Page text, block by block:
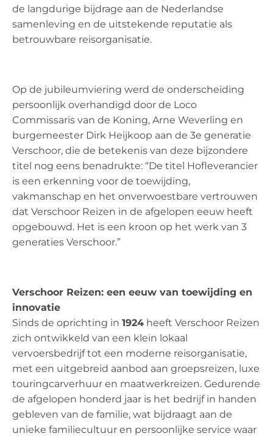
de langdurige bijdrage aan de Nederlandse
samenleving en de uitstekende reputatie als
betrouwbare reisorganisatie.
Op de jubileumviering werd de onderscheiding
persoonlijk overhandigd door de Loco
Commissaris van de Koning, Arne Weverling en
burgemeester Dirk Heijkoop aan de 3e generatie
Verschoor, die de betekenis van deze bijzondere
titel nog eens benadrukte: “De titel Hofleverancier
is een erkenning voor de toewijding,
vakmanschap en het onverwoestbare vertrouwen
dat Verschoor Reizen in de afgelopen eeuw heeft
opgebouwd. Het is een kroon op het werk van 3
generaties Verschoor.”
Verschoor Reizen: een eeuw van toewijding en
innovatie
Sinds de oprichting in1924 heeft Verschoor Reizen
zich ontwikkeld van een klein lokaal
vervoersbedrijf tot een moderne reisorganisatie,
met een uitgebreid aanbod aan groepsreizen, luxe
touringcarverhuur en maatwerkreizen. Gedurende
de afgelopen honderd jaar is het bedrijf in handen
gebleven van de familie, wat bijdraagt aan de
unieke familiecultuur en persoonlijke service waar